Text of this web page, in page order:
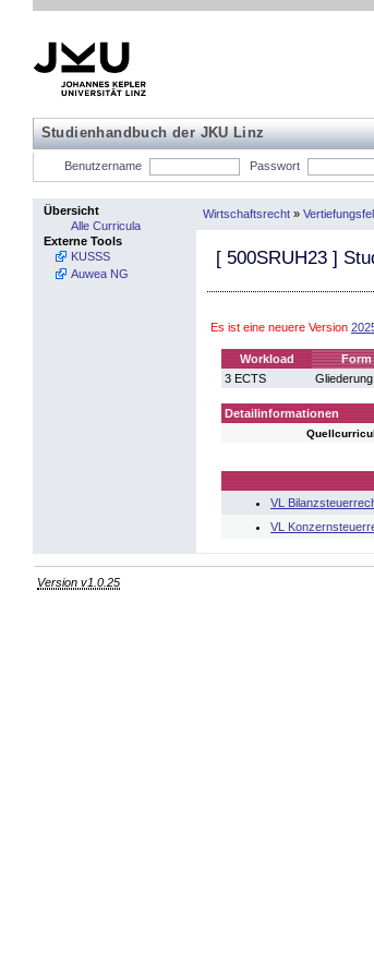
Studienhandbuch der JKU Linz
Benutzername Passwort
Übersicht
Alle Curricula
Externe Tools
KUSSS
Auwea NG
Wirtschaftsrecht »
[ 500SRUH23 ]
Es ist eine neuere Version
Workload
3 ECTS
Gliederung
Detailinformationen
VL
VL
Version v1.0.25